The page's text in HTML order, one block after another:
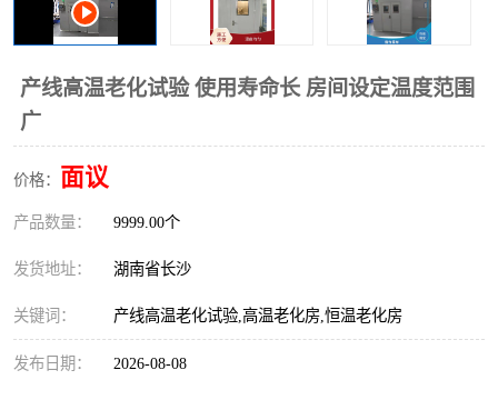
产线高温老化试验 使用寿命长 房间设定温度范围
广
价格： 面议
产品数量： 9999.00个
发货地址： 湖南省长沙
关键词： 产线高温老化试验,高温老化房,恒温老化房
发布日期： 2026-08-08